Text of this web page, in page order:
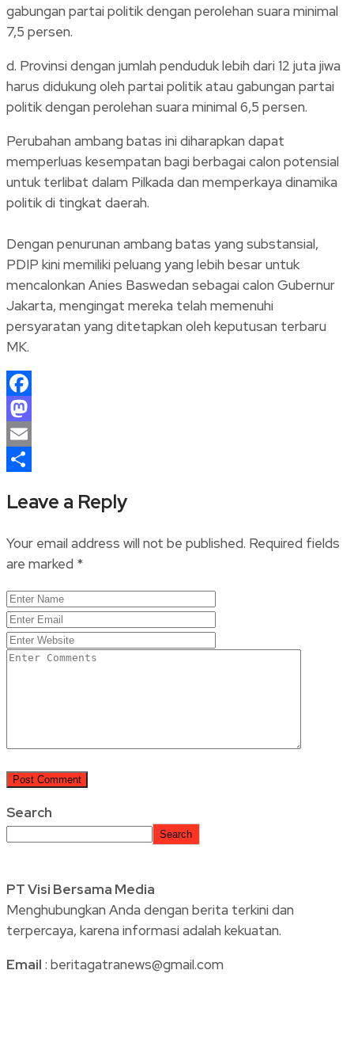
gabungan partai politik dengan perolehan suara minimal
7,5 persen.
d. Provinsi dengan jumlah penduduk lebih dari 12 juta jiwa
harus didukung oleh partai politik atau gabungan partai
politik dengan perolehan suara minimal 6,5 persen.
Perubahan ambang batas ini diharapkan dapat
memperluas kesempatan bagi berbagai calon potensial
untuk terlibat dalam Pilkada dan memperkaya dinamika
politik di tingkat daerah.
Dengan penurunan ambang batas yang substansial,
PDIP kini memiliki peluang yang lebih besar untuk
mencalonkan Anies Baswedan sebagai calon Gubernur
Jakarta, mengingat mereka telah memenuhi
persyaratan yang ditetapkan oleh keputusan terbaru
MK.
Facebook
Mastodon
Email
Leave a Reply
Your email address will not be published. Required fields
are marked *
Search
Search
PT Visi Bersama Media
Menghubungkan Anda dengan berita terkini dan
terpercaya, karena informasi adalah kekuatan.
Email : beritagatranews@gmail.com